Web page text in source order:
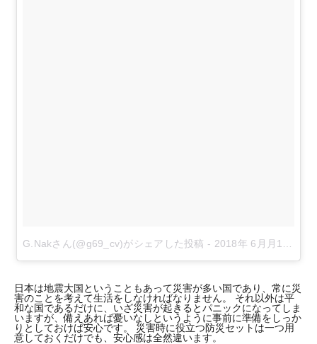
G.Nakさん(@g69_cv)がシェアした投稿 - 2018年 6月月18日午前3時07分PDT
日本は地震大国ということもあって災害が多い国であり、常に災
害のことを考えて生活をしなければなりません。 それ以外は平
和な国であるだけに、いざ災害が起きるとパニックになってしま
いますが、備えあれば憂いなしというように事前に準備をしっか
りとしておけば安心です。 災害時に役立つ防災セットは一つ用
意しておくだけでも、安心感は全然違います。